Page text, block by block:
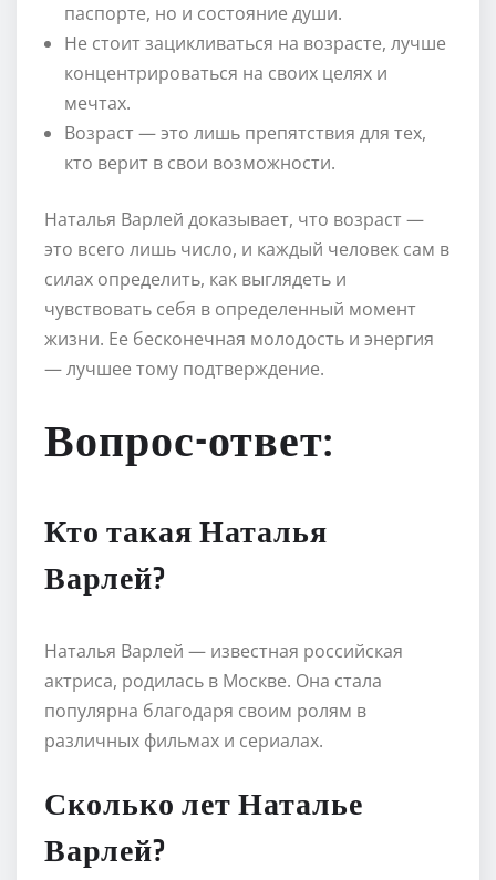
паспорте, но и состояние души.
Не стоит зацикливаться на возрасте, лучше
концентрироваться на своих целях и
мечтах.
Возраст — это лишь препятствия для тех,
кто верит в свои возможности.
Наталья Варлей доказывает, что возраст —
это всего лишь число, и каждый человек сам в
силах определить, как выглядеть и
чувствовать себя в определенный момент
жизни. Ее бесконечная молодость и энергия
— лучшее тому подтверждение.
Вопрос-ответ:
Кто такая Наталья
Варлей?
Наталья Варлей — известная российская
актриса, родилась в Москве. Она стала
популярна благодаря своим ролям в
различных фильмах и сериалах.
Сколько лет Наталье
Варлей?